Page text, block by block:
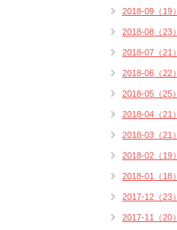
2018-09（19）
2018-08（23）
2018-07（21）
2018-06（22）
2018-05（25）
2018-04（21）
2018-03（21）
2018-02（19）
2018-01（18）
2017-12（23）
2017-11（20）